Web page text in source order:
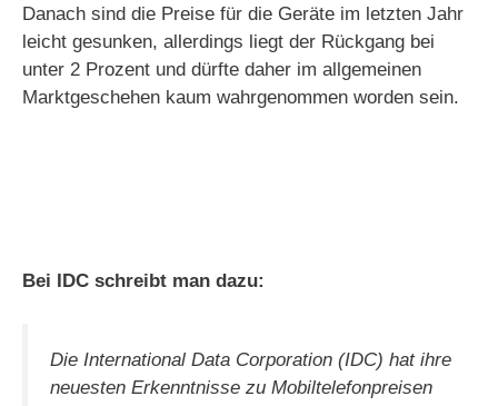
Danach sind die Preise für die Geräte im letzten Jahr
leicht gesunken, allerdings liegt der Rückgang bei
unter 2 Prozent und dürfte daher im allgemeinen
Marktgeschehen kaum wahrgenommen worden sein.
Bei IDC schreibt man dazu:
Die International Data Corporation (IDC) hat ihre
neuesten Erkenntnisse zu Mobiltelefonpreisen